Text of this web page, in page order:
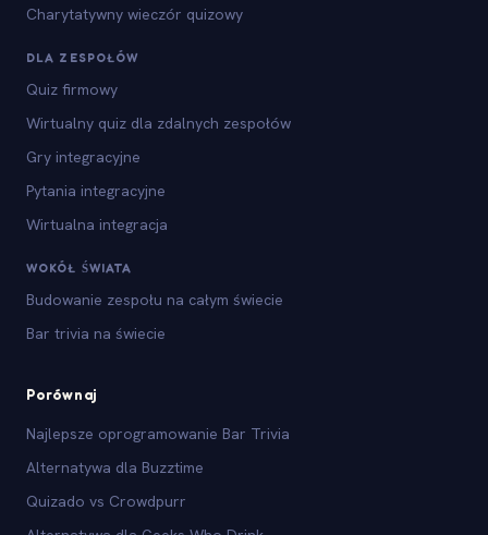
Charytatywny wieczór quizowy
DLA ZESPOŁÓW
Quiz firmowy
Wirtualny quiz dla zdalnych zespołów
Gry integracyjne
Pytania integracyjne
Wirtualna integracja
WOKÓŁ ŚWIATA
Budowanie zespołu na całym świecie
Bar trivia na świecie
Porównaj
Najlepsze oprogramowanie Bar Trivia
Alternatywa dla Buzztime
Quizado vs Crowdpurr